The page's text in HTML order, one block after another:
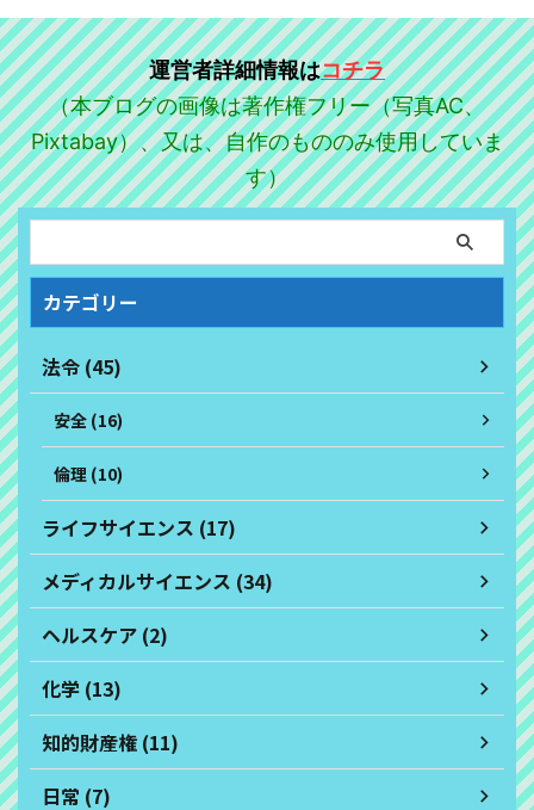
運営者詳細情報はコチラ
（本ブログの画像は著作権フリー（写真AC、
Pixtabay）、又は、自作のもののみ使用していま
す）
カテゴリー
法令 (45)
安全 (16)
倫理 (10)
ライフサイエンス (17)
メディカルサイエンス (34)
ヘルスケア (2)
化学 (13)
知的財産権 (11)
日常 (7)